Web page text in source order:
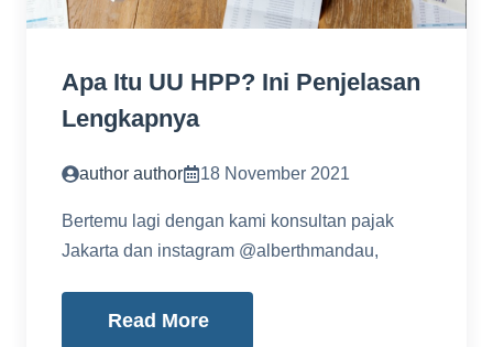
Apa Itu UU HPP? Ini Penjelasan
Lengkapnya
author author 18 November 2021
Bertemu lagi dengan kami konsultan pajak
Jakarta dan instagram @alberthmandau,
Read More